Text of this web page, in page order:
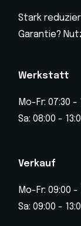
Stark
Garantie?
Werkstatt
Mo-Fr: 07:30 -
Sa: 08:00 -
Verkauf
Mo-Fr: 09:00 -
Sa: 09:00 -